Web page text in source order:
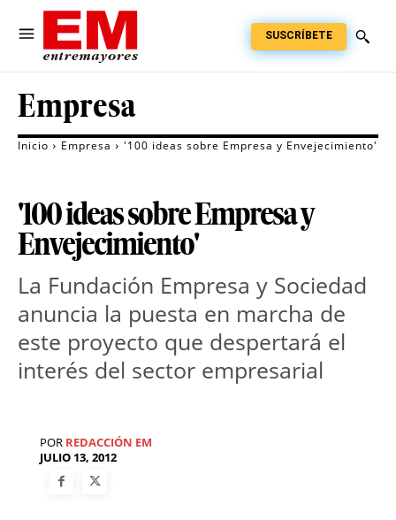
SUSCRÍBETE
Empresa
Inicio Empresa '100 ideas sobre Empresa y Envejecimiento'
'100 ideas sobre Empresa y
Envejecimiento'
La Fundación Empresa y Sociedad
anuncia la puesta en marcha de
este proyecto que despertará el
interés del sector empresarial
POR REDACCIÓN EM
JULIO 13, 2012